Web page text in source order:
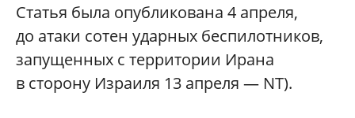
Статья была опубликована 4 апреля,
до атаки сотен ударных беспилотников,
запущенных с территории Ирана
в сторону Израиля 13 апреля — NT).